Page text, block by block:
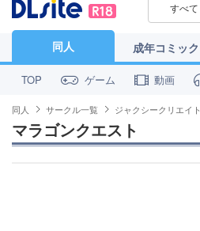
すべて
同人 成年コミック
TOP ゲーム 動画
同人 サークル一覧 ジャクシークリエイト
マラゴンクエスト